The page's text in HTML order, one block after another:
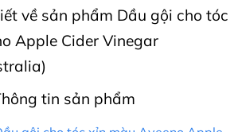
về sản phẩm Dầu gội cho tóc
Apple Cider Vinegar
tin sản phẩm